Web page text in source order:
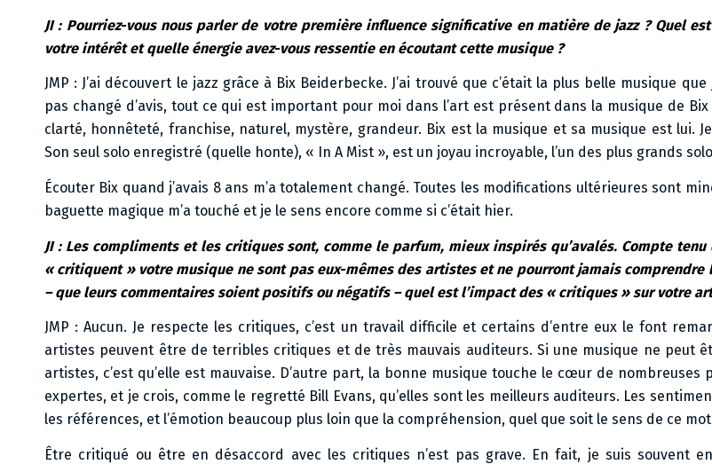
JI : Pourriez-vous nous parler de votre première influence significative en matière de jazz ? Quel
votre intérêt et quelle énergie avez-vous ressentie en écoutant cette musique ?
JMP : J’ai découvert le jazz grâce à Bix Beiderbecke. J’ai trouvé que c’était la plus belle musique que
pas changé d’avis, tout ce qui est important pour moi dans l’art est présent dans la musique de
clarté, honnêteté, franchise, naturel, mystère, grandeur. Bix est la musique et sa musique est lui.
Son seul solo enregistré (quelle honte), « In A Mist », est un joyau incroyable, l’un des plus grands
Écouter Bix quand j’avais 8 ans m’a totalement changé. Toutes les modifications ultérieures sont
baguette magique m’a touché et je le sens encore comme si c’était hier.
JI : Les compliments et les critiques sont, comme le parfum, mieux inspirés qu’avalés. Compte
« critiquent » votre musique ne sont pas eux-mêmes des artistes et ne pourront jamais
– que leurs commentaires soient positifs ou négatifs – quel est l’impact des « critiques » sur votre
JMP : Aucun. Je respecte les critiques, c’est un travail difficile et certains d’entre eux le font
artistes peuvent être de terribles critiques et de très mauvais auditeurs. Si une musique ne peut
artistes, c’est qu’elle est mauvaise. D’autre part, la bonne musique touche le cœur de
expertes, et je crois, comme le regretté Bill Evans, qu’elles sont les meilleurs auditeurs. Les
les références, et l’émotion beaucoup plus loin que la compréhension, quel que soit le sens de ce mot
Être critiqué ou être en désaccord avec les critiques n’est pas grave. En fait, je suis souvent